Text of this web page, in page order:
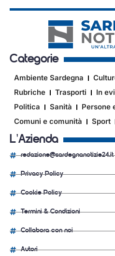
Categorie
Ambiente Sardegna
Rubriche
Trasporti In
Politica
Sanità
Persone
Comuni e comunità
Sport
L'Azienda
redazione@sardegnanotizie24.it
Privacy Policy
Cookie Policy
Termini & Condizioni
Collabora con noi
Autori